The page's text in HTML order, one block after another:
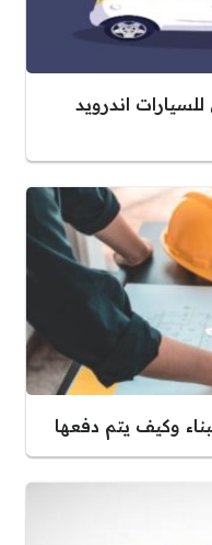
اندرويد
وكيف يتم دفعها